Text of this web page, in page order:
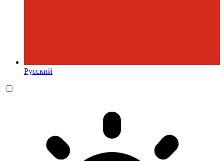
Русский